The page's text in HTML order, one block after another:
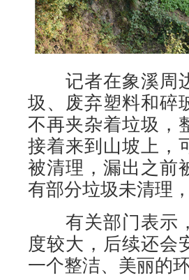
记者在象溪周边
圾、废弃塑料和碎
不再夹杂着垃圾，
接着来到山坡上，
被清理，漏出之前
有部分垃圾未清理
有关部门表示，
度较大，后续还会
一个整洁、美丽的环